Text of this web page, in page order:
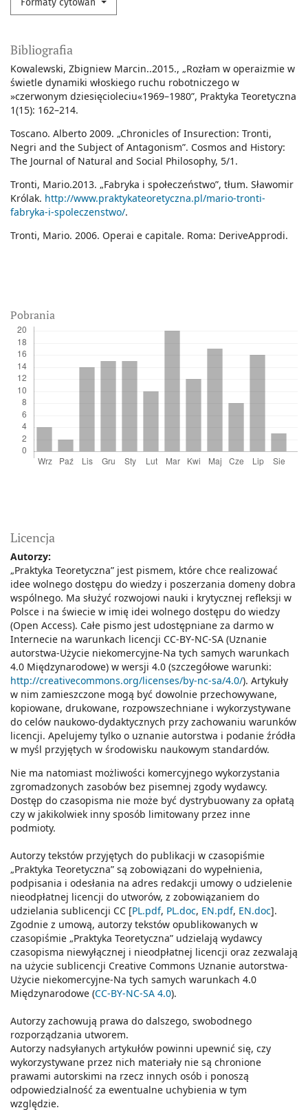
Formaty cytowań
Pobrania
Bibliografia
Kowalewski, Zbigniew Marcin..2015., „Rozłam w operaizmie w
świetle dynamiki włoskiego ruchu robotniczego w
»czerwonym dziesięcioleciu«1969–1980”, Praktyka Teoretyczna
1(15): 162–214.
Toscano. Alberto 2009. „Chronicles of Insurection: Tronti,
Negri and the Subject of Antagonism”. Cosmos and History:
The Journal of Natural and Social Philosophy, 5/1.
Tronti, Mario.2013. „Fabryka i społeczeństwo”, tłum. Sławomir
Królak. http://www.praktykateoretyczna.pl/mario-tronti-
fabryka-i-spoleczenstwo/.
Tronti, Mario. 2006. Operai e capitale. Roma: DeriveApprodi.
Licencja
Autorzy:
„Praktyka Teoretyczna” jest pismem, które chce realizować
idee wolnego dostępu do wiedzy i poszerzania domeny dobra
wspólnego. Ma służyć rozwojowi nauki i krytycznej refleksji w
Polsce i na świecie w imię idei wolnego dostępu do wiedzy
(Open Access). Całe pismo jest udostępniane za darmo w
Internecie na warunkach licencji CC-BY-NC-SA (Uznanie
autorstwa-Użycie niekomercyjne-Na tych samych warunkach
4.0 Międzynarodowe) w wersji 4.0 (szczegółowe warunki:
http://creativecommons.org/licenses/by-nc-sa/4.0/). Artykuły
w nim zamieszczone mogą być dowolnie przechowywane,
kopiowane, drukowane, rozpowszechniane i wykorzystywane
do celów naukowo-dydaktycznych przy zachowaniu warunków
licencji. Apelujemy tylko o uznanie autorstwa i podanie źródła
w myśl przyjętych w środowisku naukowym standardów.
Nie ma natomiast możliwości komercyjnego wykorzystania
zgromadzonych zasobów bez pisemnej zgody wydawcy.
Dostęp do czasopisma nie może być dystrybuowany za opłatą
czy w jakikolwiek inny sposób limitowany przez inne
podmioty.
Autorzy tekstów przyjętych do publikacji w czasopiśmie
„Praktyka Teoretyczna” są zobowiązani do wypełnienia,
podpisania i odesłania na adres redakcji umowy o udzielenie
nieodpłatnej licencji do utworów, z zobowiązaniem do
udzielania sublicencji CC [PL.pdf, PL.doc, EN.pdf, EN.doc].
Zgodnie z umową, autorzy tekstów opublikowanych w
czasopiśmie „Praktyka Teoretyczna” udzielają wydawcy
czasopisma niewyłącznej i nieodpłatnej licencji oraz zezwalają
na użycie sublicencji Creative Commons Uznanie autorstwa-
Użycie niekomercyjne-Na tych samych warunkach 4.0
Międzynarodowe (CC-BY-NC-SA 4.0).
Autorzy zachowują prawa do dalszego, swobodnego
rozporządzania utworem.
Autorzy nadsyłanych artykułów powinni upewnić się, czy
wykorzystywane przez nich materiały nie są chronione
prawami autorskimi na rzecz innych osób i ponoszą
odpowiedzialność za ewentualne uchybienia w tym
względzie.